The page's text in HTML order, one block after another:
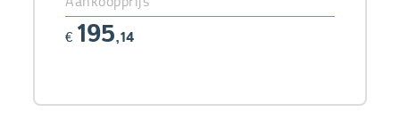
€ 195,14